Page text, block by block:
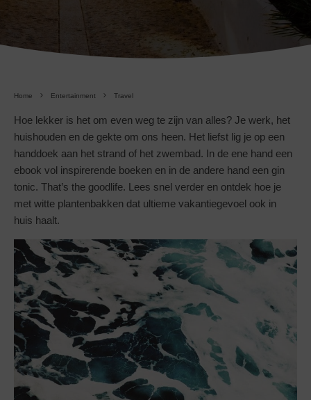
Home Entertainment Travel
Hoe lekker is het om even weg te zijn van alles? Je werk, het
huishouden en de gekte om ons heen. Het liefst lig je op een
handdoek aan het strand of het zwembad. In de ene hand een
ebook vol inspirerende boeken en in de andere hand een gin
tonic. That’s the goodlife. Lees snel verder en ontdek hoe je
met witte plantenbakken dat ultieme vakantiegevoel ook in
huis haalt.